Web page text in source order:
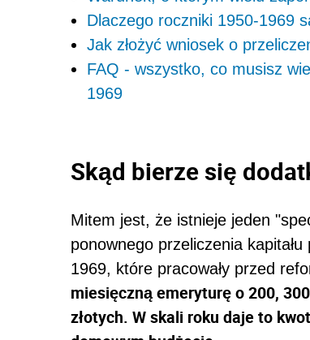
Dlaczego roczniki 1950-1969
Jak złożyć wniosek o
FAQ - wszystko, co musisz
1969
Skąd bierze się
Mitem jest, że istnieje jeden
ponownego przeliczenia
1969, które pracowały przed
miesięczną emeryturę o 200,
złotych. W skali roku daje to